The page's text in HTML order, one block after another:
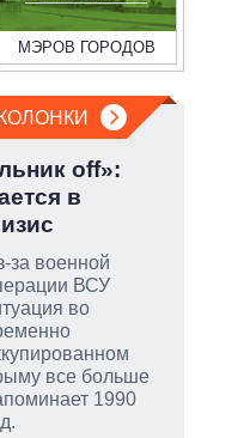
МЭРОВ ГОРОДОВ
off»:
в
за военной
ВСУ
во
все больше
1990